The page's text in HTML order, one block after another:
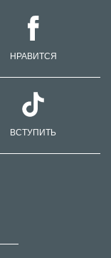
НРАВИТСЯ
ВСТУПИТЬ